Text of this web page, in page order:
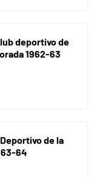
deportivo de
1962-63
de la
64